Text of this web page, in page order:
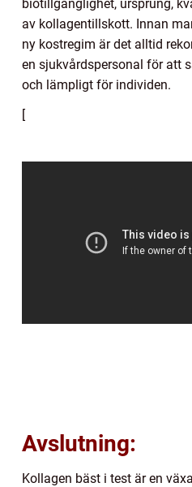
biotillgänglighet, ursprung,
av kollagentillskott. Innan
ny kostregim är det alltid
en sjukvårdspersonal för att
och lämpligt för individen.
[
Avslutning:
Kollagen bäst i test är en